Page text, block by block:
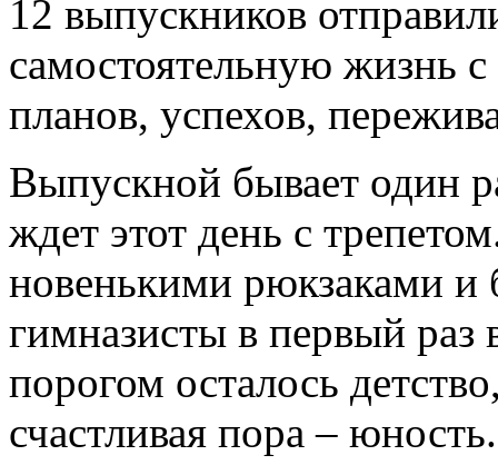
12 выпускников
самостоятельную жизнь
планов, успехов,
Выпускной бывает один
ждет этот день с
новенькими рюкзаками и
гимназисты в первый раз
порогом осталось
счастливая пора – юность.